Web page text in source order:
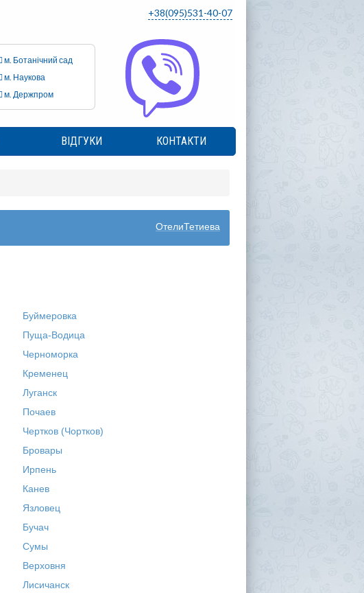
+38(095)531-40-07
м. Ботанічний сад
м. Наукова
м. Держпром
ВІДГУКИ КОНТАКТИ
ОтелиТетиева
Буймеровка
Пуща-Водица
Черноморка
Кременец
Луганск
Почаев
Чертков (Чортков)
Бровары
Ирпень
Канев
Язловец
Бучач
Сумы
Верховня
Лисичанск